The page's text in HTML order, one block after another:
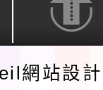
網站設